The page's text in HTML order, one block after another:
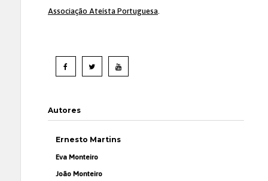
Associação Ateísta Portuguesa.
Autores
Ernesto Martins
Eva Monteiro
João Monteiro